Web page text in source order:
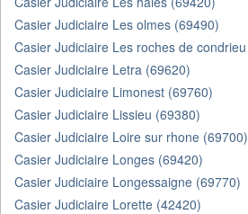
Casier Judiciaire Les olmes (69490)
Casier Judiciaire Les roches de
Casier Judiciaire Letra (69620)
Casier Judiciaire Limonest (69760)
Casier Judiciaire Lissieu (69380)
Casier Judiciaire Loire sur rhone (69700)
Casier Judiciaire Longes (69420)
Casier Judiciaire Longessaigne (69770)
Casier Judiciaire Lorette (42420)